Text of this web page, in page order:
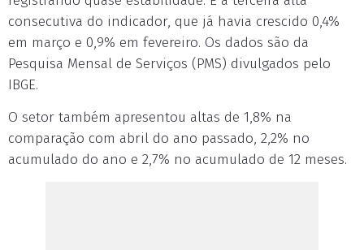
consecutiva do indicador, que já havia crescido 0,4%
em março e 0,9% em fevereiro. Os dados são da
Pesquisa Mensal de Serviços (PMS) divulgados pelo
IBGE.
O setor também apresentou altas de 1,8% na
comparação com abril do ano passado, 2,2% no
acumulado do ano e 2,7% no acumulado de 12 meses.